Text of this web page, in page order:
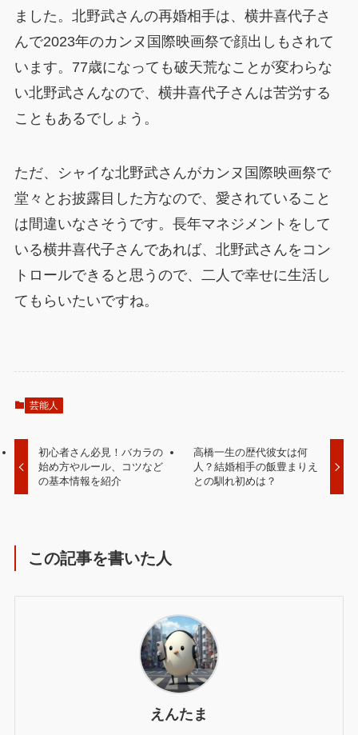
ました。北野武さんの再婚相手は、横井喜代子さ
んで2023年のカンヌ国際映画祭で顔出しもされて
います。77歳になっても破天荒なことが変わらな
い北野武さんなので、横井喜代子さんは苦労する
こともあるでしょう。
ただ、シャイな北野武さんがカンヌ国際映画祭で
堂々とお披露目した方なので、愛されていること
は間違いなさそうです。長年マネジメントをして
いる横井喜代子さんであれば、北野武さんをコン
トロールできると思うので、二人で幸せに生活し
てもらいたいですね。
芸能人
初心者さん必見！バカラの
始め方やルール、コツなど
の基本情報を紹介
高橋一生の歴代彼女は何
人？結婚相手の飯豊まりえ
との馴れ初めは？
この記事を書いた人
えんたま